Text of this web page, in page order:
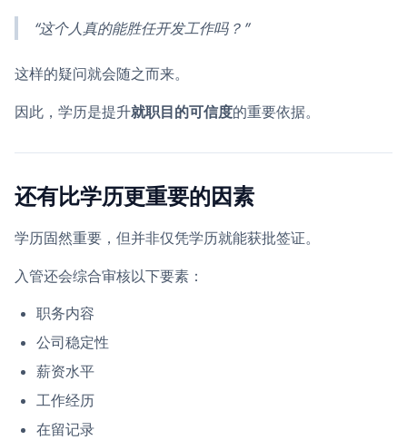
“这个人真的能胜任开发工作吗？”
这样的疑问就会随之而来。
因此，学历是提升就职目的可信度的重要依据。
还有比学历更重要的因素
学历固然重要，但并非仅凭学历就能获批签证。
入管还会综合审核以下要素：
职务内容
公司稳定性
薪资水平
工作经历
在留记录